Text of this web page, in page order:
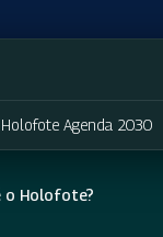
Holofote Agenda 2030
o Holofote?